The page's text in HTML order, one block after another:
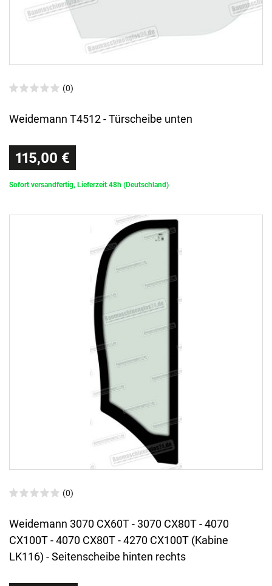
(0)
Weidemann T4512 - Türscheibe unten
115,00 €
Sofort versandfertig, Lieferzeit 48h (Deutschland)
(0)
Weidemann 3070 CX60T - 3070 CX80T - 4070
CX100T - 4070 CX80T - 4270 CX100T (Kabine
LK116) - Seitenscheibe hinten rechts